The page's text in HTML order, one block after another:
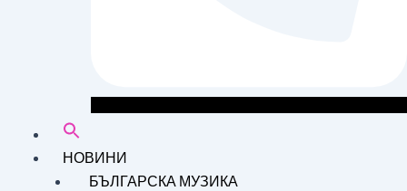
НОВИНИ
БЪЛГАРСКА МУЗИКА